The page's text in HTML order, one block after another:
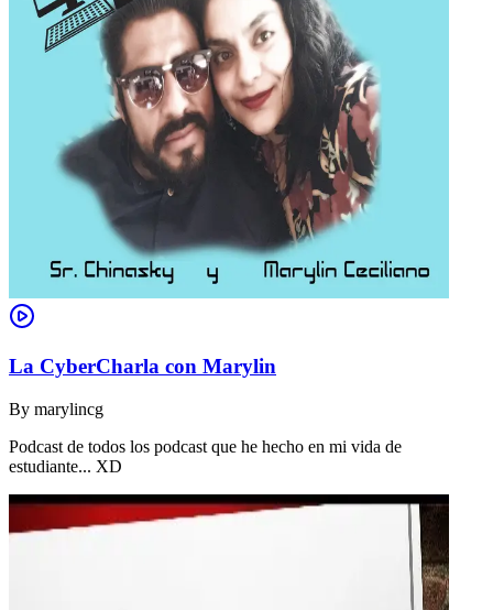
La CyberCharla con Marylin
By marylincg
Podcast de todos los podcast que he hecho en mi vida de
estudiante... XD